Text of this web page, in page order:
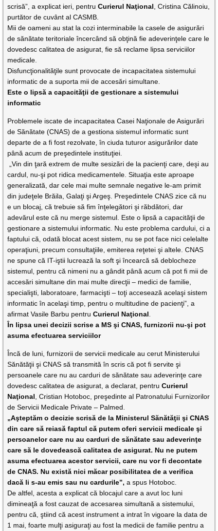
scrisă”, a explicat ieri, pentruCurierul Naţional , Cristina Călinoiu,
purtător de cuvânt al CASMB.
Mii de oameni au stat la cozi interminabile la casele de asi­gu­rări
de sănătate teritoriale încercând să obţină fie adeverinţele care le
dovedesc calitatea de asi­gurat, fie să reclame lipsa serviciilor
medicale.
Disfuncţionalităţile sunt provocate de incapacitatea sistemului
informatic de a suporta mii de accesări simultane.
Este o lipsă a capacităţii de gestionare a sistemului
informatic
Problemele iscate de incapacitatea Casei Naţionale de Asigurări
de Sănătate (CNAS) de a gestiona sistemul informatic sunt
departe de a fi fost rezolvate, în ciuda tuturor asigurărilor date
până acum de preşedintele instituţiei.
„Vin din ţară extrem de multe sesizări de la pacienţi care, deşi au
cardul, nu-şi pot ridica medicamentele. Situaţia este aproape
generalizată, dar cele mai multe semnale negative le-am primit
din judeţele Brăila, Galaţi şi Argeş. Preşedintele CNAS zice că nu
e un blocaj, că trebuie să fim înţelegători şi răbdători, dar
adevărul este că nu merge sistemul. Este o lipsă a capacităţii de
gestionare a sistemului informatic. Nu este pro­ble­ma cardului, ci a
faptului că, odată blocat acest sistem, nu se pot face nici celelalte
operaţiuni, precum consultaţiile, emiterea reţetei şi altele. CNAS
ne spune că IT-iştii lucrează la soft şi încearcă să deblocheze
sistemul, pentru că nimeni nu a gândit până acum că pot fi mii de
accesări simultane din mai multe direcţii – medici de familie,
specialişti, laboratoare, farmacişti – toţi accesează acelaşi sistem
informatic în acelaşi timp, pentru o multitudine de pacienţi”, a
afirmat Vasile Barbu pentruCurierul Naţional
În lipsa unei decizii scrise a MS şi CNAS, furnizorii nu-şi pot
asuma efectuarea serviciilor
Încă de luni, furnizorii de servicii medicale au cerut Ministerului
Sănătăţii şi CNAS să transmită în scris că pot fi servite şi
persoanele care nu au carduri de sănătate sau adeverinţe care
dovedesc calitatea de asigurat, a declarat, pentruCurierul
Naţional , Cristian Hotoboc, preşedinte al Patronatului Furnizorilor
de Servicii Medicale Private – Palmed.
„Aşteptăm o decizie scrisă de la Ministerul Sănătăţii şi CNAS
din care să reiasă faptul că putem oferi servicii medicale şi
persoanelor care nu au carduri de sănătate sau adeverinţe
care să le dovedească calitatea de asigurat. Nu ne putem
asuma efectuarea acestor servicii, care nu vor fi decontate
de CNAS. Nu există nici măcar posibilitatea de a verifica
dacă li s-au emis sau nu cardurile”, a spus Hotoboc.
De altfel, acesta a explicat că blocajul care a avut loc luni
dimineaţă a fost cauzat de accesarea simultană a sistemului,
pentru că, ştiind că acest instrument a intrat în vigoare la data de
1 mai, foarte mulţi asiguraţi au fost la medicii de familie pentru a